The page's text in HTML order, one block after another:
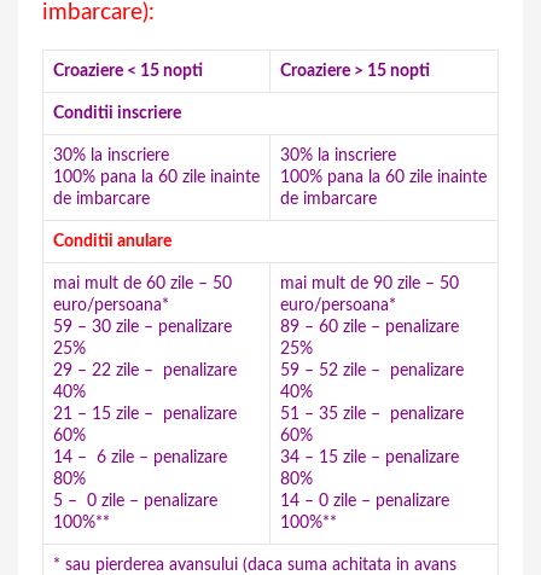
imbarcare):
Croaziere < 15 nopti Croaziere > 15 nopti
Conditii inscriere
30% la inscriere
100% pana la 60 zile inainte
de imbarcare
30% la inscriere
100% pana la 60 zile inainte
de imbarcare
Conditii anulare
mai mult de 60 zile – 50
euro/persoana*
59 – 30 zile – penalizare
25%
29 – 22 zile – penalizare
40%
21 – 15 zile – penalizare
60%
14 – 6 zile – penalizare
80%
5 – 0 zile – penalizare
100%**
mai mult de 90 zile – 50
euro/persoana*
89 – 60 zile – penalizare
25%
59 – 52 zile – penalizare
40%
51 – 35 zile – penalizare
60%
34 – 15 zile – penalizare
80%
14 – 0 zile – penalizare
100%**
* sau pierderea avansului (daca suma achitata in avans